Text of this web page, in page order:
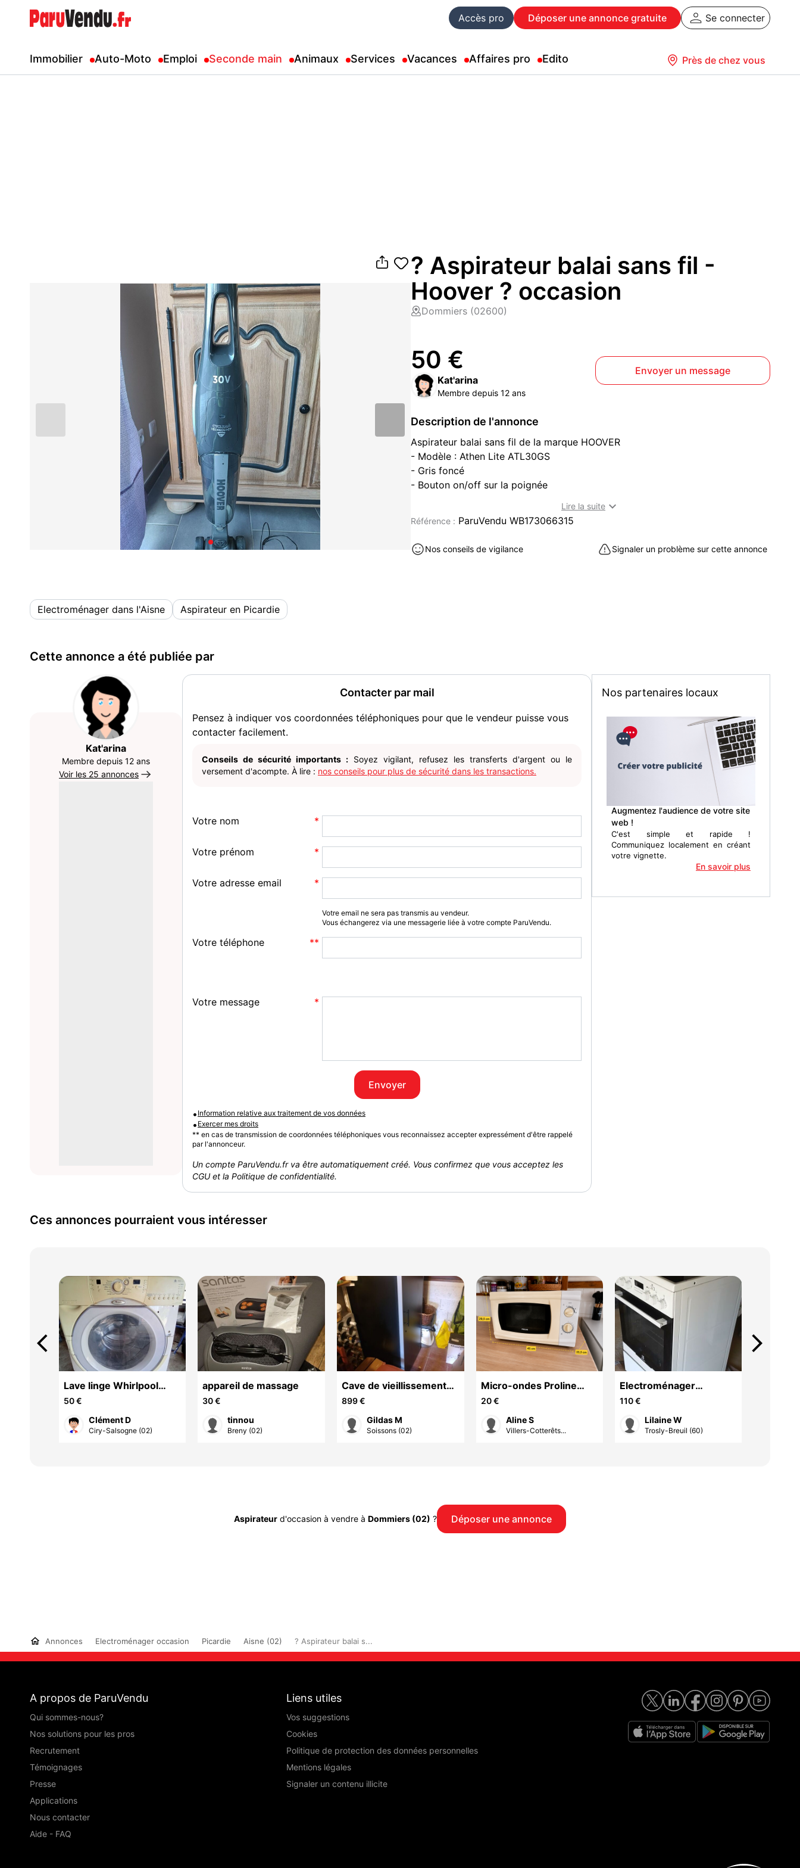
Accès pro Déposer une annonce gratuite Se connecter
Immobilier Auto-Moto Emploi Seconde main Animaux Services Vacances Affaires pro Edito Près de chez vous
? Aspirateur balai sans fil -
Hoover ? occasion
Dommiers (02600)
50 €
Kat'arina
Membre depuis 12 ans
Envoyer un message
Description de l'annonce
Aspirateur balai sans fil de la marque HOOVER
- Modèle : Athen Lite ATL30GS
- Gris foncé
- Bouton on/off sur la poignée
- Réservoir à poussière de 1L
- Autonomie : 1h
- Puissance : 30V - 95W
Lire la suite 
Référence : ParuVendu WB173066315
Nos conseils de vigilance Signaler un problème sur cette annonce
Electroménager dans l'Aisne Aspirateur en Picardie
Cette annonce a été publiée par
Kat'arina
Membre depuis 12 ans
Voir les 25 annonces
Contacter par mail
Pensez à indiquer vos coordonnées téléphoniques pour que le vendeur puisse vous
contacter facilement.
Conseils de sécurité importants : Soyez vigilant, refusez les transferts d'argent ou le
versement d'acompte. À lire : nos conseils pour plus de sécurité dans les transactions.
Votre nom
Votre prénom
Votre adresse email
Votre email ne sera pas transmis au vendeur.
Vous échangerez via une messagerie liée à votre compte ParuVendu.
Votre téléphone
Votre message
Envoyer
• Information relative aux traitement de vos données
• Exercer mes droits
** en cas de transmission de coordonnées téléphoniques vous reconnaissez accepter expressément d'être rappelé
par l'annonceur.
Un compte ParuVendu.fr va être automatiquement créé. Vous confirmez que vous acceptez les
CGU et la Politique de confidentialité.
Nos partenaires locaux
Augmentez l'audience de votre site
web !
C'est simple et rapide !
Communiquez localement en créant
votre vignette.
En savoir plus
Ces annonces pourraient vous intéresser
Lave linge Whirlpool
pour pièces détachées
50 €
Clément D
Ciry-Salsogne (02)
appareil de massage
30 €
tinnou
Breny (02)
Cave de vieillissement
Artevino
899 €
Gildas M
Soissons (02)
Micro-ondes Proline
blanc et crème
20 €
Aline S
Villers-Cotterêts...
Electroménager
cuisinière électrique
110 €
Lilaine W
Trosly-Breuil (60)
arrow_back_ios arrow_forward_ios
Aspirateur d'occasion à vendre à Dommiers (02) ? Déposer une annonce
Annonces Electroménager occasion Picardie Aisne (02) ? Aspirateur balai s...
A propos de ParuVendu
Qui sommes-nous?
Nos solutions pour les pros
Recrutement
Témoignages
Presse
Applications
Nous contacter
Aide - FAQ
Liens utiles
Vos suggestions
Cookies
Politique de protection des données personnelles
Mentions légales
Signaler un contenu illicite